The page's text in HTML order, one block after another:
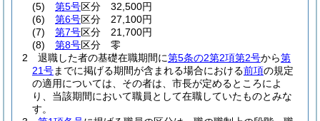
(5)
第5号区分 32,500円
(6)
第6号区分 27,100円
(7)
第7号区分 21,700円
(8)
第8号区分 零
2
退職した者の基礎在職期間に第5条の2第2項第2号から第
21号までに掲げる期間が含まれる場合における前項の規定
の適用については、その者は、市長が定めるところによ
り、当該期間において職員として在職していたものとみな
す。